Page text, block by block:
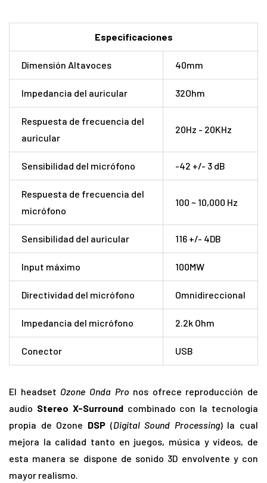
Especificaciones
Dimensión Altavoces 40mm
Impedancia del auricular 32Ohm
Respuesta de frecuencia del
auricular
20Hz - 20KHz
Sensibilidad del micrófono -42 +/- 3 dB
Respuesta de frecuencia del
micrófono
100 ~ 10,000 Hz
Sensibilidad del auricular 116 +/- 4DB
Input máximo 100MW
Directividad del micrófono Omnidireccional
Impedancia del micrófono 2.2k Ohm
Conector USB
El headset Ozone Onda Pro nos ofrece reproducción de
audio Stereo X-Surroundcombinado con la tecnología
propia de Ozone DSP(Digital Sound Processing) la cual
mejora la calidad tanto en juegos, música y vídeos, de
esta manera se dispone de sonido 3D envolvente y con
mayor realismo.